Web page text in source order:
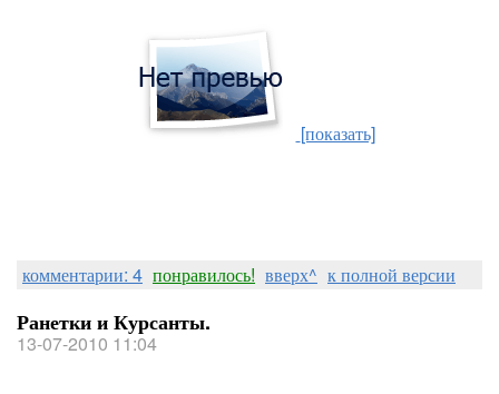
[показать]
комментарии: 4 понравилось! вверх^ к полной версии
Ранетки и Курсанты.
13-07-2010 11:04